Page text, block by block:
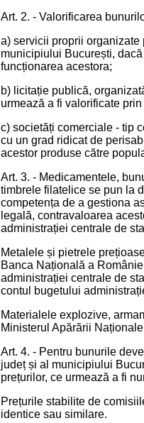
Art. 2. - Valorificarea
a) servicii proprii
municipiului București,
funcționarea acestora;
b) licitație publică,
urmează a fi valorificate
c) societăți comerciale - tip
cu un grad ridicat de
acestor produse către
Art. 3. - Medicamentele,
timbrele filatelice se pun la
competența de a gestiona
legală, contravaloarea
administrației centrale de
Metalele și pietrele
Banca Națională a
administrației centrale de
contul bugetului
Materialele explozive,
Ministerul Apărării
Art. 4. - Pentru bunurile
județ și al municipiului
prețurilor, ce urmează a fi
Prețurile stabilite de
identice sau similare.